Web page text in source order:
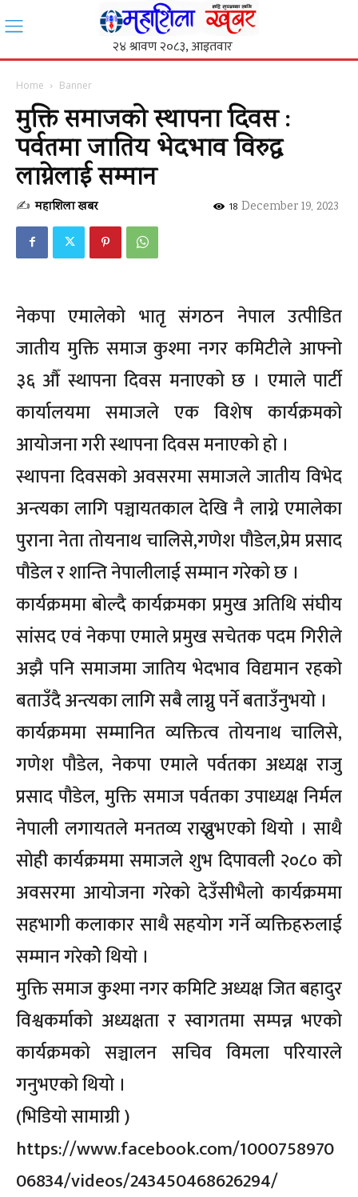
Home Banner
मुक्ति समाजको स्थापना दिवस :
पर्वतमा जातिय भेदभाव विरुद्ध
लाग्नेलाई सम्मान
✍ महाशिला खबर December 19, 2023
18
नेकपा एमालेको भातृ संगठन नेपाल उत्पीडित
जातीय मुक्ति समाज कुश्मा नगर कमिटीले आफ्नो
३६ औँ स्थापना दिवस मनाएको छ । एमाले पार्टी
कार्यालयमा समाजले एक विशेष कार्यक्रमको
आयोजना गरी स्थापना दिवस मनाएको हो ।
स्थापना दिवसको अवसरमा समाजले जातीय विभेद
अन्त्यका लागि पञ्चायतकाल देखि नै लाग्ने एमालेका
पुराना नेता तोयनाथ चालिसे,गणेश पौडेल,प्रेम प्रसाद
पौडेल र शान्ति नेपालीलाई सम्मान गरेको छ ।
कार्यक्रममा बोल्दै कार्यक्रमका प्रमुख अतिथि संघीय
सांसद एवं नेकपा एमाले प्रमुख सचेतक पदम गिरीले
अझै पनि समाजमा जातिय भेदभाव विद्यमान रहको
बताउँदै अन्त्यका लागि सबै लाग्नु पर्ने बताउँनुभयो ।
कार्यक्रममा सम्मानित व्यक्तित्व तोयनाथ चालिसे,
गणेश पौडेल, नेकपा एमाले पर्वतका अध्यक्ष राजु
प्रसाद पौडेल, मुक्ति समाज पर्वतका उपाध्यक्ष निर्मल
नेपाली लगायतले मनतव्य राख्नुभएको थियो । साथै
सोही कार्यक्रममा समाजले शुभ दिपावली २०८० को
अवसरमा आयोजना गरेको देउँसीभैलो कार्यक्रममा
सहभागी कलाकार साथै सहयोग गर्ने व्यक्तिहरुलाई
सम्मान गरेकोे थियो ।
मुक्ति समाज कुश्मा नगर कमिटि अध्यक्ष जित बहादुर
विश्वकर्माको अध्यक्षता र स्वागतमा सम्पन्न भएको
कार्यक्रमको सञ्चालन सचिव विमला परियारले
गनुभएको थियो ।
(भिडियो सामाग्री )
https://www.facebook.com/1000758970
06834/videos/243450468626294/